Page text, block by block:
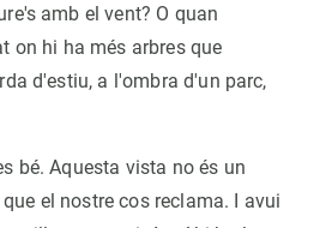
amb el vent? O quan
on hi ha més arbres que
d'estiu, a l'ombra d'un parc,
bé. Aquesta vista no és un
el nostre cos reclama. I avui